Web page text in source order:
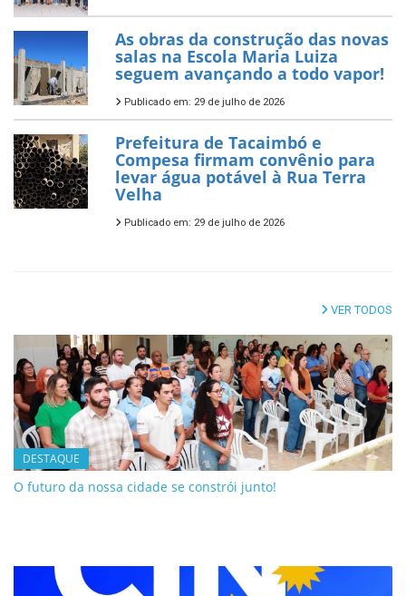
As obras da construção das novas
salas na Escola Maria Luiza
seguem avançando a todo vapor!
Publicado em: 29 de julho de 2026
Prefeitura de Tacaimbó e
Compesa firmam convênio para
levar água potável à Rua Terra
Velha
Publicado em: 29 de julho de 2026
VER TODOS
DESTAQUE
O futuro da nossa cidade se constrói junto!